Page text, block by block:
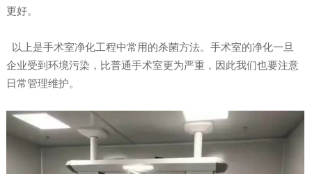
更好。
以上是手术室净化工程中常用的杀菌方法。手术室的净化一旦
企业受到环境污染，比普通手术室更为严重，因此我们也要注意
日常管理维护。